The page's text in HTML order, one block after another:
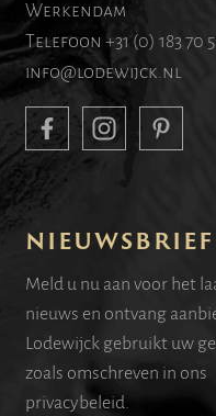
Werkendam
Telefoon +31 (0) 183 70
info@lodewijck.nl
NIEUWSBRIEF
Meld u nu aan voor het
nieuws en ontvang
Lodewijck gebruikt uw
zoals omschreven in ons
privacybeleid.